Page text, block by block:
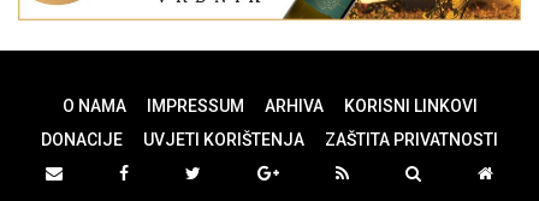
O NAMA IMPRESSUM ARHIVA
KORISNI LINKOVI
DONACIJE
UVJETI KORIŠTENJA ZAŠTITA PRIVATNOSTI